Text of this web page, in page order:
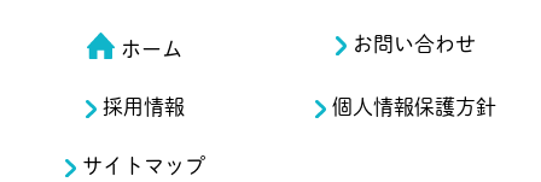
ホーム お問い合わせ
採用情報 個人情報保護方針
サイトマップ